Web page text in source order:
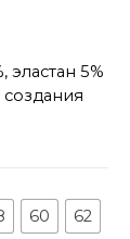
эластан 5%
крой
в
образ.
60 62